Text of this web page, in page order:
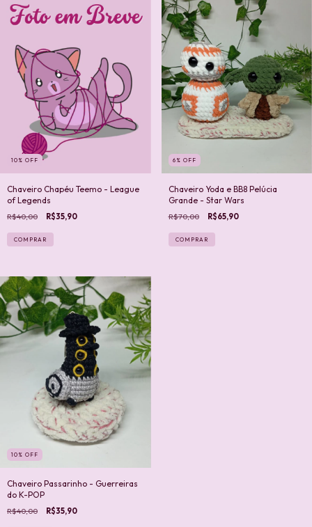
10 % OFF
Chaveiro Chapéu Teemo - League
of Legends
R$40,00 R$35,90
6 % OFF
Chaveiro Yoda e BB8 Pelúcia
Grande - Star Wars
R$70,00 R$65,90
COMPRAR
10 % OFF
Chaveiro Passarinho - Guerreiras
do K-POP
R$40,00 R$35,90